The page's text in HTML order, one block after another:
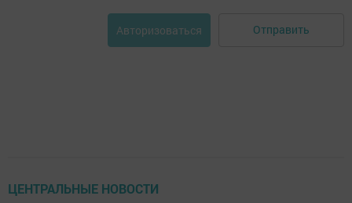
Авторизоваться Отправить
ЦЕНТРАЛЬНЫЕ НОВОСТИ